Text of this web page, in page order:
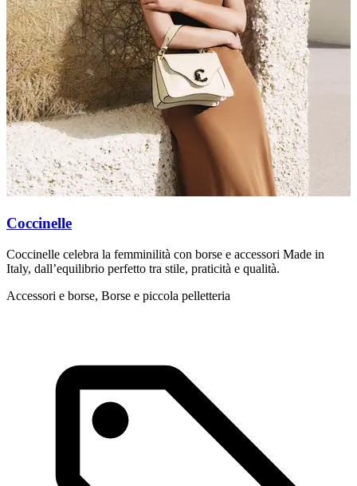
Coccinelle
Coccinelle celebra la femminilità con borse e accessori Made in
Italy, dall’equilibrio perfetto tra stile, praticità e qualità.
Accessori e borse, Borse e piccola pelletteria